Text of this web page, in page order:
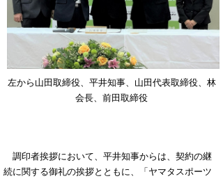
左から山田取締役、平井知事、山田代表取締役、林
会長、前田取締役
調印者挨拶において、平井知事からは、契約の継
続に関する御礼の挨拶とともに、「ヤマタスポーツ